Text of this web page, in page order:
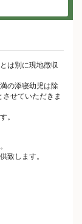
は別に現地徴収
の添寝幼児は除
せていただきま
。
致します。